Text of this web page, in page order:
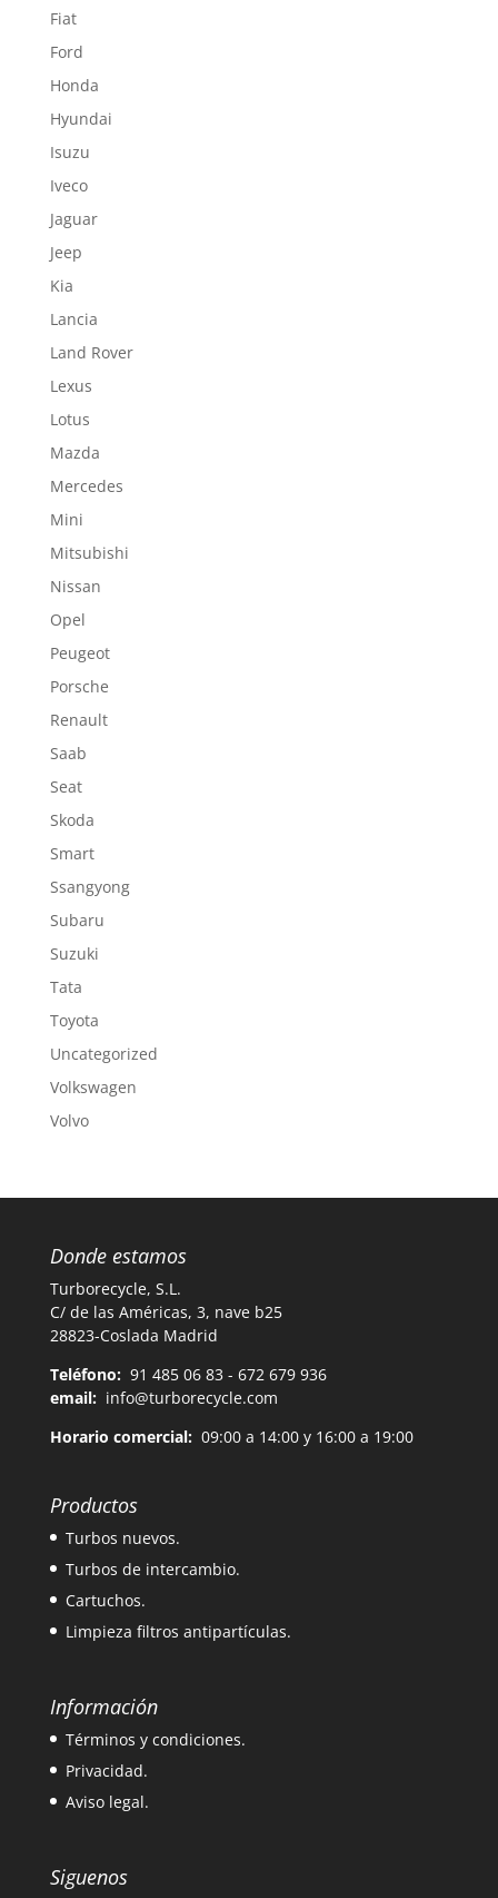
Fiat
Ford
Honda
Hyundai
Isuzu
Iveco
Jaguar
Jeep
Kia
Lancia
Land Rover
Lexus
Lotus
Mazda
Mercedes
Mini
Mitsubishi
Nissan
Opel
Peugeot
Porsche
Renault
Saab
Seat
Skoda
Smart
Ssangyong
Subaru
Suzuki
Tata
Toyota
Uncategorized
Volkswagen
Volvo
Donde estamos
Turborecycle, S.L.
C/ de las Américas, 3, nave b25
28823-Coslada Madrid
Teléfono: 91 485 06 83 - 672 679 936
email: info@turborecycle.com
Horario comercial:09:00 a 14:00 y 16:00 a 19:00
Productos
Turbos nuevos.
Turbos de intercambio.
Cartuchos.
Limpieza filtros antipartículas.
Información
Términos y condiciones.
Privacidad.
Aviso legal.
Siguenos